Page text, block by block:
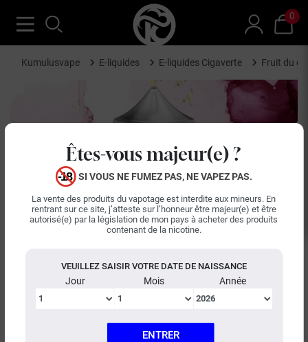
Êtes-vous majeur(e) ?
SI VOUS NE FUMEZ PAS, NE VAPEZ PAS.
La vente des produits du vapotage est interdite aux mineurs. En
rentrant sur ce site, j’atteste sur l’honneur être majeur(e) et être
autorisé(e) par la législation de mon pays à acheter des produits
contenant de la nicotine.
VEUILLEZ SAISIR VOTRE DATE DE NAISSANCE
Jour Mois Année
ENTRER
0
Kumulusvape E-liquides E-liquides Cigaverte Fruit du